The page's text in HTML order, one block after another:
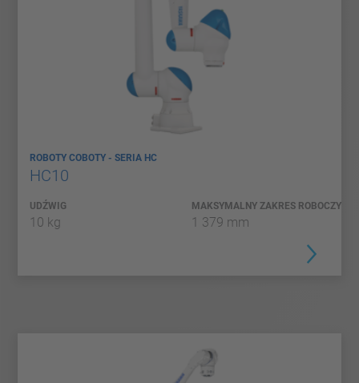
ROBOTY COBOTY - SERIA HC
HC10
UDŹWIG
10 kg
MAKSYMALNY ZAKRES ROBOCZY
1 379 mm